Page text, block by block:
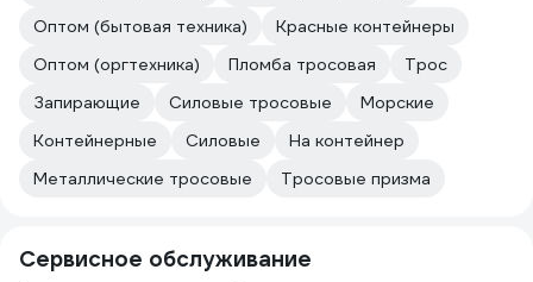
Оптом (бытовая техника)
Красные контейнеры
Оптом (оргтехника)
Пломба тросовая
Трос
Запирающие
Силовые тросовые
Морские
Контейнерные
Силовые
На контейнер
Металлические тросовые
Тросовые призма
Сервисное обслуживание